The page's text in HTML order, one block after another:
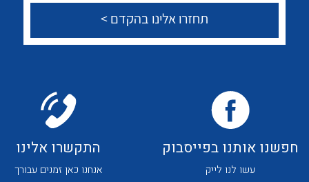
שירותי תמיכה
אודות
לכל מוצרי היצרן לכל מוצרי היצרן
חפשנו אותנו בפייסבוק
עשו לנו לייק
התקשרו אלינו
אנחנו כאן זמנים עבורך